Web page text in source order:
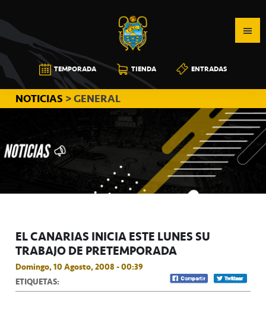
a
la
navegación
principal
al
contenido
principal
a
la
barra
lateral
principal
CB
CANARIAS
TEMPORADA TIENDA ENTRADAS
NOTICIAS > GENERAL
EL CANARIAS INICIA ESTE LUNES SU
TRABAJO DE PRETEMPORADA
Domingo, 10 Agosto, 2008 - 00:39
ETIQUETAS: